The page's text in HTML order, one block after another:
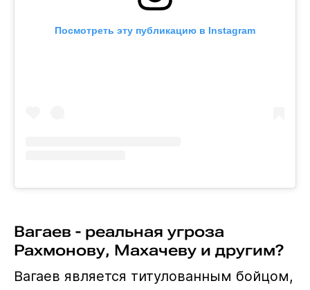
Посмотреть эту публикацию в Instagram
Вагаев - реальная угроза
Рахмонову, Махачеву и другим?
Вагаев является титулованным бойцом,